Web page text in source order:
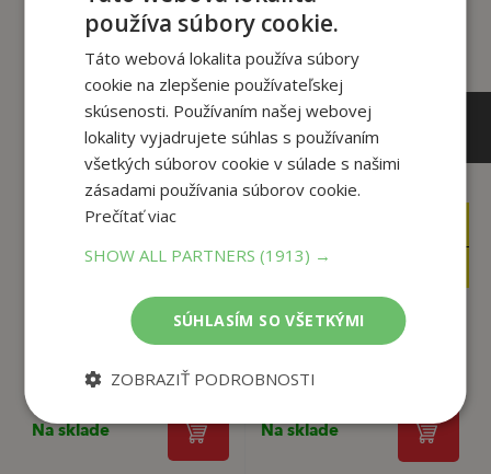
1,90€
Backman Fredrik
Na sklade
Zrodená pre slobodu:
Na sklade
používa súbory cookie.
Táto webová lokalita používa súbory
cookie na zlepšenie používateľskej
skúsenosti. Používaním našej webovej
lokality vyjadrujete súhlas s používaním
všetkých súborov cookie v súlade s našimi
zásadami používania súborov cookie.
Prečítať viac
SHOW ALL PARTNERS(1913) →
SÚHLASÍM SO VŠETKÝMI
ZOBRAZIŤ PODROBNOSTI